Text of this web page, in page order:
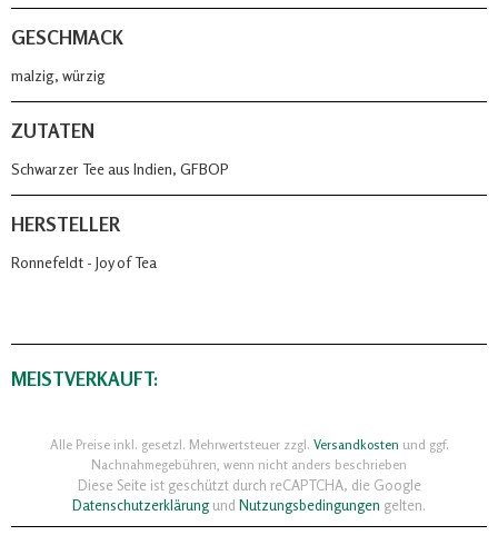
GESCHMACK
malzig, würzig
ZUTATEN
Schwarzer Tee aus Indien, GFBOP
HERSTELLER
Ronnefeldt - Joy of Tea
MEISTVERKAUFT:
Alle Preise inkl. gesetzl. Mehrwertsteuer zzgl. Versandkosten und ggf.
Nachnahmegebühren, wenn nicht anders beschrieben
Diese Seite ist geschützt durch reCAPTCHA, die Google
Datenschutzerklärungund Nutzungsbedingungen gelten.